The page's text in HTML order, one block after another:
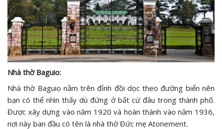
Nhà thờ Baguio:
Nhà thờ Baguio nằm trên đỉnh đồi dọc theo đường biển nên
bạn có thể nhìn thấy dù đứng ở bất cứ đâu trong thành phố.
Được xây dựng vào năm 1920 và hoàn thành vào năm 1936,
nơi này ban đầu có tên là nhà thờ Đức mẹ Atonement.